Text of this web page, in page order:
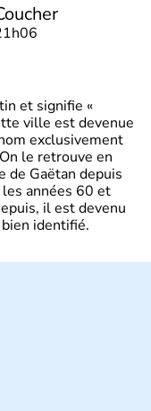
et signifie «
ville est devenue
exclusivement
le retrouve en
de Gaëtan depuis
années 60 et
il est devenu
identifié.